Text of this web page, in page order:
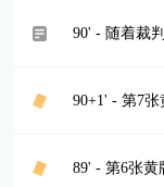
90' - 随着裁
90+1' - 第7
89' - 第6张黄